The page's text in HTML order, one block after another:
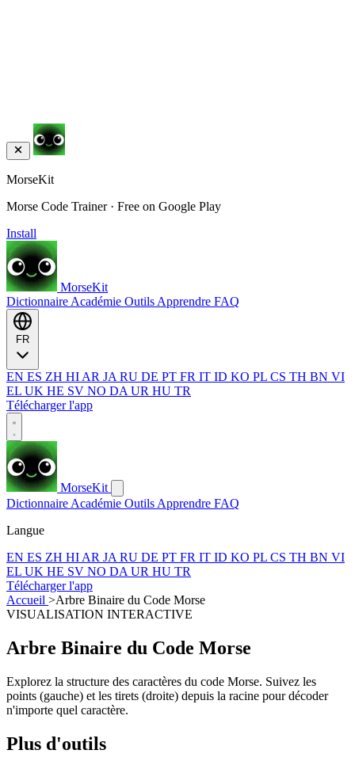
MorseKit
Morse Code Trainer · Free on Google Play
Install
MorseKit
Dictionnaire Académie Outils Apprendre FAQ
EN ES ZH HI AR JA RU DE PT FR IT ID KO PL CS TH BN VI
EL UK HE SV NO DA UR HU TR
Télécharger l'app
MorseKit
Dictionnaire Académie Outils Apprendre FAQ
Langue
EN ES ZH HI AR JA RU DE PT FR IT ID KO PL CS TH BN VI
EL UK HE SV NO DA UR HU TR
Télécharger l'app
Accueil >Arbre Binaire du Code Morse
VISUALISATION INTERACTIVE
Arbre Binaire du Code Morse
Explorez la structure des caractères du code Morse. Suivez les
points (gauche) et les tirets (droite) depuis la racine pour décoder
n'importe quel caractère.
Plus d'outils